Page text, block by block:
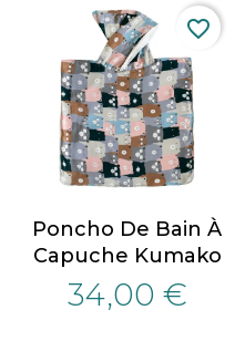
Poncho De Bain À
Capuche Kumako
34,00 €
favorite_border